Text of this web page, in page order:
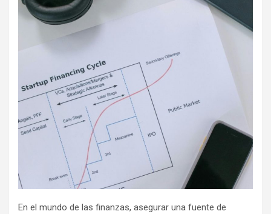
En el mundo de las finanzas, asegurar una fuente de